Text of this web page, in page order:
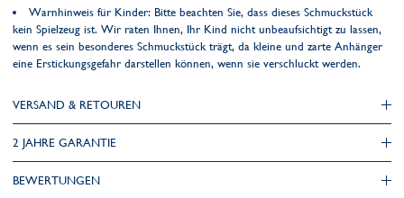
Warnhinweis für Kinder: Bitte beachten Sie, dass dieses Schmuckstück
kein Spielzeug ist. Wir raten Ihnen, Ihr Kind nicht unbeaufsichtigt zu lassen,
wenn es sein besonderes Schmuckstück trägt, da kleine und zarte Anhänger
eine Erstickungsgefahr darstellen können, wenn sie verschluckt werden.
VERSAND & RETOUREN
2 JAHRE GARANTIE
BEWERTUNGEN